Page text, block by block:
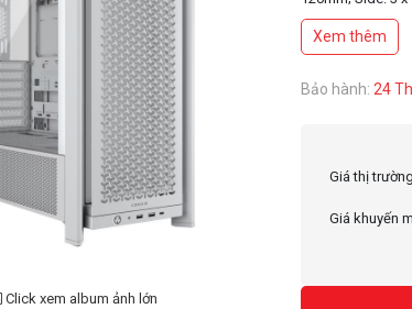
Click xem album ảnh lớn
- Mainboard hỗ
Xem thêm
Bảo hành: 24
Giá thị
Giá khuyến